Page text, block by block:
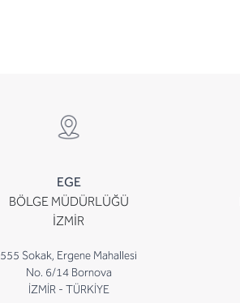
EGE
BÖLGE MÜDÜRLÜĞÜ
İZMİR
555 Sokak, Ergene Mahallesi
No. 6/14 Bornova
İZMİR - TÜRKİYE